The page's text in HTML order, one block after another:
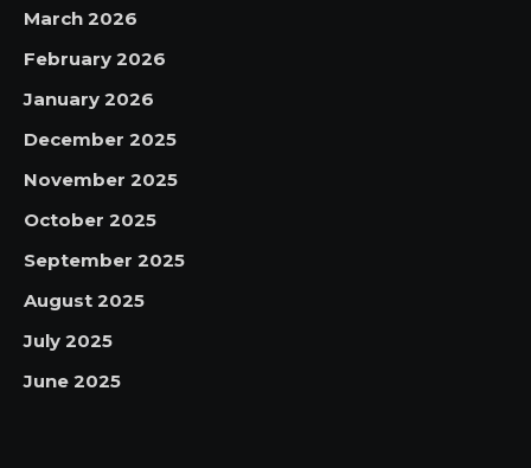
March 2026
February 2026
January 2026
December 2025
November 2025
October 2025
September 2025
August 2025
July 2025
June 2025